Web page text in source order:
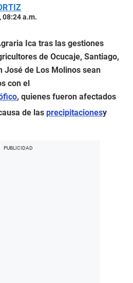
a.m.
Ica tras las gestiones
de Ocucaje, Santiago,
José de Los Molinos sean
con el
, quienes fueron afectados
de las precipitacionesy